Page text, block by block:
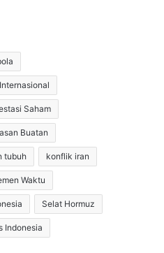
Saham
Buatan
tubuh konflik iran
Waktu
Selat Hormuz
Indonesia